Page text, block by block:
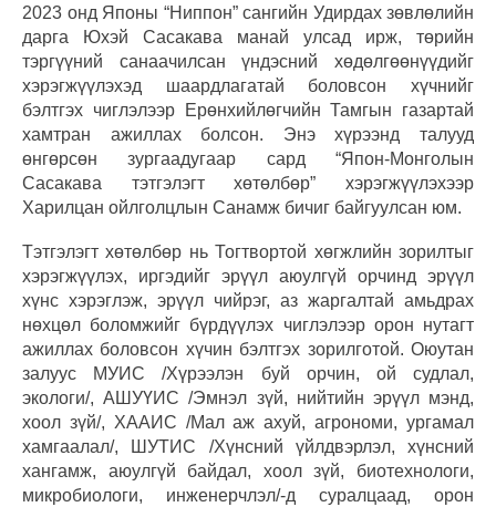
2023 онд Японы “Ниппон” сангийн Удирдах зөвлөлийн
дарга Юхэй Сасакава манай улсад ирж, төрийн
тэргүүний санаачилсан үндэсний хөдөлгөөнүүдийг
хэрэгжүүлэхэд шаардлагатай боловсон хүчнийг
бэлтгэх чиглэлээр Ерөнхийлөгчийн Тамгын газартай
хамтран ажиллах болсон. Энэ хүрээнд талууд
өнгөрсөн зургаадугаар сард “Япон-Монголын
Сасакава тэтгэлэгт хөтөлбөр” хэрэгжүүлэхээр
Харилцан ойлголцлын Санамж бичиг байгуулсан юм.
Тэтгэлэгт хөтөлбөр нь Тогтвортой хөгжлийн зорилтыг
хэрэгжүүлэх, иргэдийг эрүүл аюулгүй орчинд эрүүл
хүнс хэрэглэж, эрүүл чийрэг, аз жаргалтай амьдрах
нөхцөл боломжийг бүрдүүлэх чиглэлээр орон нутагт
ажиллах боловсон хүчин бэлтгэх зорилготой. Оюутан
залуус МУИС /Хүрээлэн буй орчин, ой судлал,
экологи/, АШУҮИС /Эмнэл зүй, нийтийн эрүүл мэнд,
хоол зүй/, ХААИС /Мал аж ахуй, агрономи, ургамал
хамгаалал/, ШУТИС /Хүнсний үйлдвэрлэл, хүнсний
хангамж, аюулгүй байдал, хоол зүй, биотехнологи,
микробиологи, инженерчлэл/-д суралцаад, орон